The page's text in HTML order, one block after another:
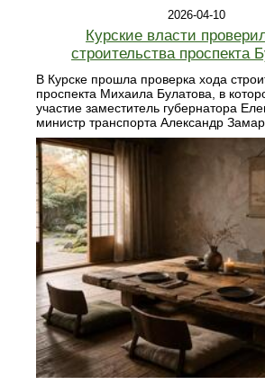
2026-04-10
Курские власти
строительства проспекта
В Курске прошла проверка хода
проспекта Михаила Булатова, в
участие заместитель губернатора
министр транспорта Александр